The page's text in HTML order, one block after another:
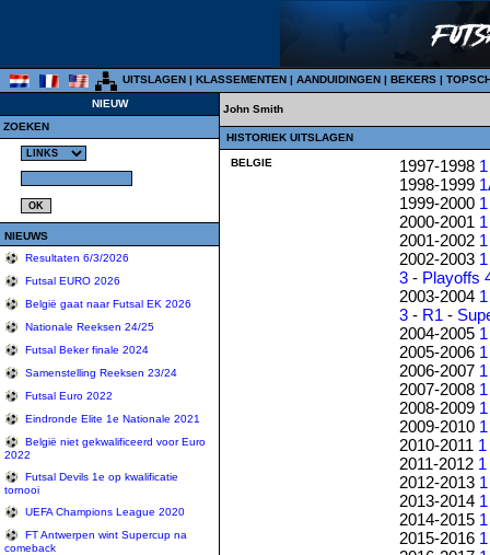
UITSLAGEN | KLASSEMENTEN | AANDUIDINGEN | BEKERS |
NIEUW
ZOEKEN
NIEUWS
Resultaten 6/3/2026
Futsal EURO 2026
België gaat naar Futsal EK 2026
Nationale Reeksen 24/25
Futsal Beker finale 2024
Samenstelling Reeksen 23/24
Futsal Euro 2022
Eindronde Elite 1e Nationale 2021
België niet gekwalificeerd voor Euro
2022
Futsal Devils 1e op kwalificatie
tornooi
UEFA Champions League 2020
FT Antwerpen wint Supercup na
comeback
John Smith
HISTORIEK UITSLAGEN
BELGIE 1997-1998 1
1998-1999
1999-2000 1
2000-2001 1
2001-2002 1
2002-2003 1
3 - Playoffs
2003-2004 1
3 - R1 -
2004-2005 1
2005-2006 1
2006-2007 1
2007-2008 1
2008-2009 1
2009-2010 1
2010-2011 1
2011-2012 1
2012-2013 1
2013-2014 1
2014-2015 1
2015-2016 1